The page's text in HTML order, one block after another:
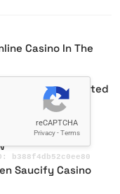
Casino In The
In The United
Incentivo
Saucify Casino